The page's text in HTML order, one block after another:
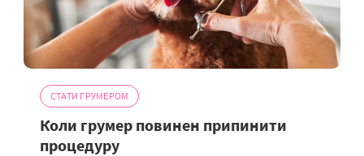
СТАТИ ГРУМЕРОМ
Коли грумер повинен припинити
процедуру